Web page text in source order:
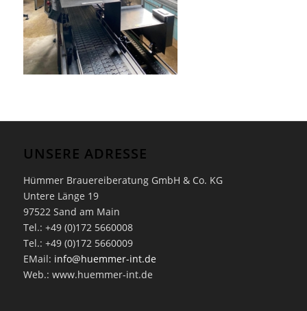
UNSERE ADRESSE
Hümmer Brauereiberatung GmbH & Co. KG
Untere Länge 19
97522 Sand am Main
Tel.: +49 (0)172 5660008
Tel.: +49 (0)172 5660009
EMail: info@huemmer-int.de
Web.: www.huemmer-int.de